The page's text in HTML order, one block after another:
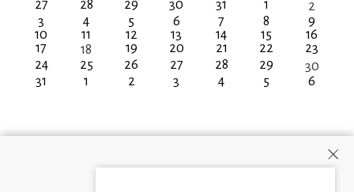
27 28 29 30 31 1
2
3
4 5 6 7 8
9
10
11 12 13 14 15
16
17
18 19 20 21 22
23
24
25 26 27 28 29
30
31
1 2 3 4 5 6